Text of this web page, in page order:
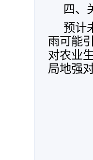
四、
预计
雨可能
对农业
局地强